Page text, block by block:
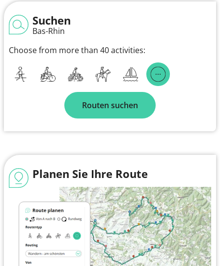
Suchen
Bas-Rhin
Choose from more than 40 activities:
Routen suchen
Planen Sie Ihre Route